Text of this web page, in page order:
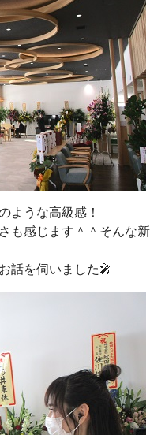
ような高級感！
も感じます＾＾そんな新
話を伺いました🎤